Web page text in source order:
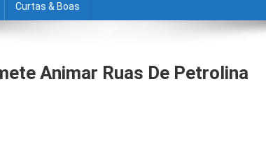
Curtas & Boas
Animar Ruas De Petrolina